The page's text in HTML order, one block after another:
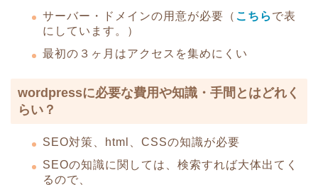
サーバー・ドメインの用意が必要（ こちら で表
にしています。）
最初の３ヶ月はアクセスを集めにくい
wordpressに必要な費用や知識・手間とはどれく
らい？
SEO対策、html、CSSの知識が必要
SEOの知識に関しては、検索すれば大体出てく
るので、